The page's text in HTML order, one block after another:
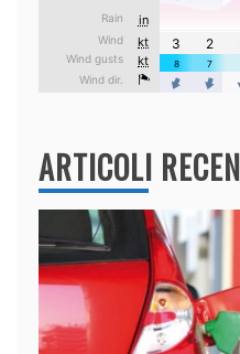
ARTICOLI